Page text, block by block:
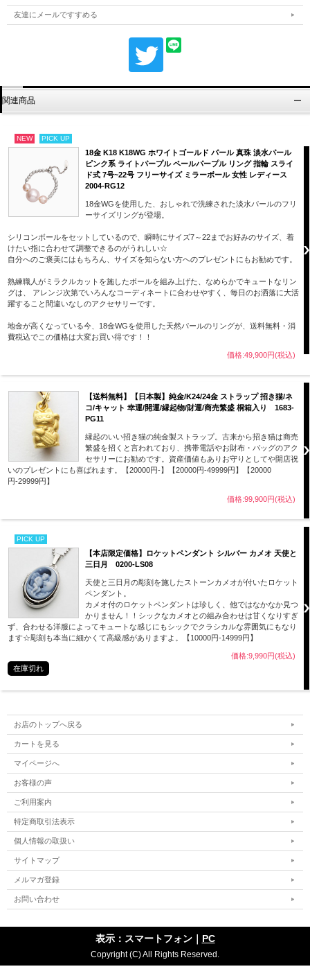
友達にメールですすめる
関連商品
NEW PICK UP
18金 K18 K18WG ホワイトゴールド パール 真珠 淡水パール
ピンク系 ライトパープル ペールパープル リング 指輪 スライ
ド式 7号~22号 フリーサイズ ミラーボール 女性 レディース
2004-RG12
18金WGを使用した、おしゃれで洗練された淡水パールのフリ
ーサイズリングが登場。
シリコンボールをセットしているので、瞬時にサイズ7～22までお好みのサイズ、着
けたい指に合わせて調整できるのがうれしい☆
自分へのご褒美にはもちろん、サイズを知らない方へのプレゼントにもお勧めです。
熟練職人がミラクルカットを施したボールを組み上げた、なめらかでキュートなリン
グは、 アレンジ次第でいろんなコーディネートに合わせやすく、毎日のお洒落に大活
躍すること間違いなしのアクセサリーです。
地金が高くなっている今、18金WGを使用した天然パールのリングが、送料無料・消
費税込でこの価格は大変お買い得です！！
価格:49,900円(税込)
【送料無料】【日本製】純金/K24/24金 ストラップ 招き猫/ネ
コ/キャット 幸運/開運/縁起物/財運/商売繁盛 桐箱入り 1683-
PG11
縁起のいい招き猫の純金製ストラップ。古来から招き猫は商売
繁盛を招くと言われており、携帯電話やお財布・バッグのアク
セサリーにお勧めです。資産価値もありお守りとしてや開店祝
いのプレゼントにも喜ばれます。【20000円-】【20000円-49999円】【20000
円-29999円】
価格:99,900円(税込)
PICK UP
【本店限定価格】ロケットペンダント シルバー カメオ 天使と
三日月 0200-LS08
天使と三日月の彫刻を施したストーンカメオが付いたロケット
ペンダント。
カメオ付のロケットペンダントは珍しく、他ではなかなか見つ
かりません！！シックなカメオとの組み合わせは甘くなりすぎ
ず、合わせる洋服によってキュートな感じにもシックでクラシカルな雰囲気にもなり
ます☆彫刻も本当に細かくて高級感がありますよ。【10000円-14999円】
価格:9,990円(税込)
在庫切れ
お店のトップへ戻る
カートを見る
マイページへ
お客様の声
ご利用案内
特定商取引法表示
個人情報の取扱い
サイトマップ
メルマガ登録
お問い合わせ
表示：スマートフォン｜ PC
Copyright (C) All Rights Reserved.